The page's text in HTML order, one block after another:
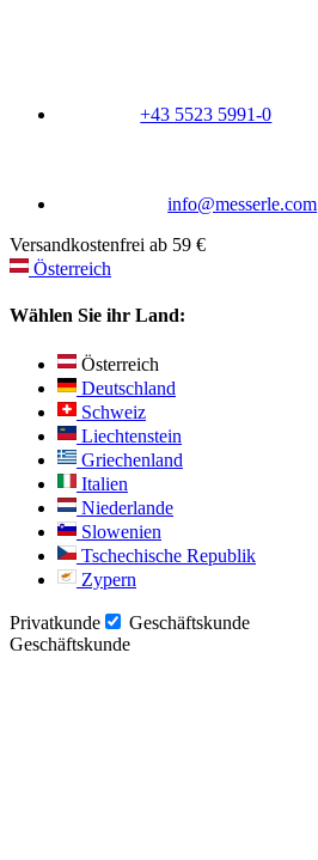
+43 5523 5991-0
info@messerle.com
Versandkostenfrei ab 59 €
Österreich
Wählen Sie ihr Land:
Österreich
Deutschland
Schweiz
Liechtenstein
Griechenland
Italien
Niederlande
Slowenien
Tschechische Republik
Zypern
Privatkunde
Geschäftskunde
Geschäftskunde